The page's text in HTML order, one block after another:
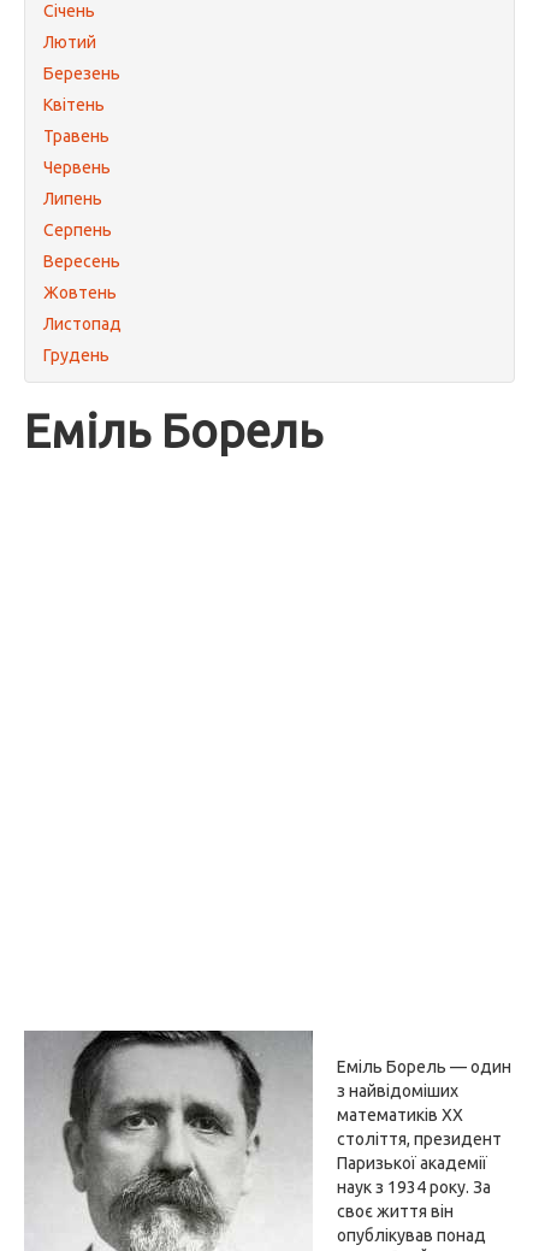
Січень
Лютий
Березень
Квітень
Травень
Червень
Липень
Серпень
Вересень
Жовтень
Листопад
Грудень
Еміль Борель
Еміль Борель — один
з найвідоміших
математиків XX
століття, президент
Паризької академії
наук з 1934 року. За
своє життя він
опублікував понад